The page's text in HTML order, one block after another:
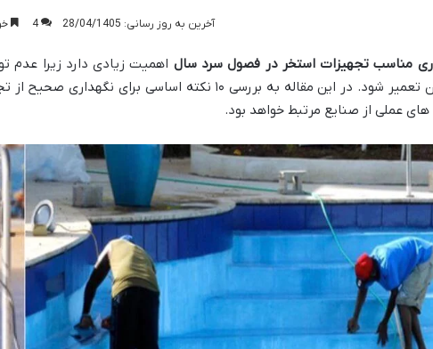
آخرین به روز رسانی: 28/04/1405 4
مناسب تجهیزات استخر در فصول سرد سال اهمیت زیادی دارد زیرا
سنگین تعمیر شود. در این مقاله به بررسی ۱۰
های عملی از صنایع مرتبط خواهد بود.